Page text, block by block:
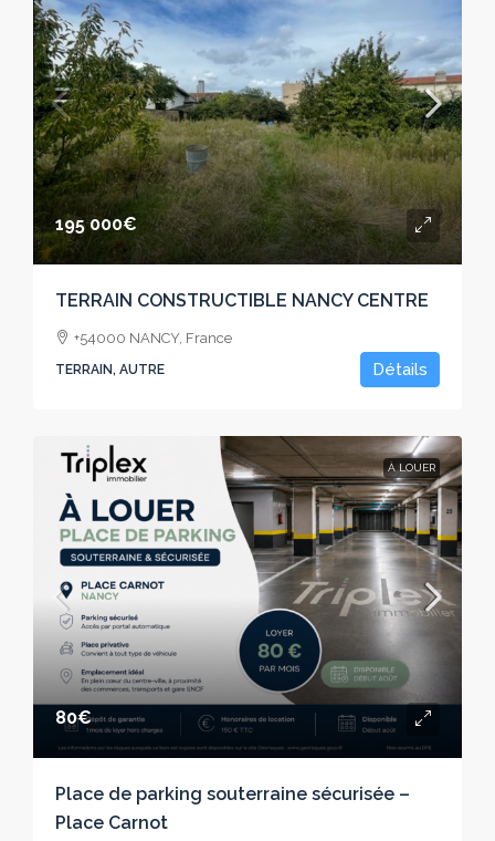
195 000€
TERRAIN CONSTRUCTIBLE NANCY CENTRE
+54000 NANCY, France
TERRAIN, AUTRE Détails
À LOUER
80€
Place de parking souterraine sécurisée –
Place Carnot